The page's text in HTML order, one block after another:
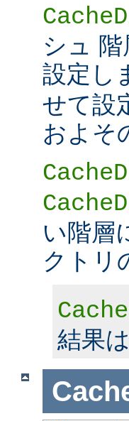
シュ
設定し
せて設
およそ
い階層
クトリ
結果